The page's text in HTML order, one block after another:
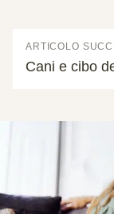
ARTICOLO
Cani e cibo